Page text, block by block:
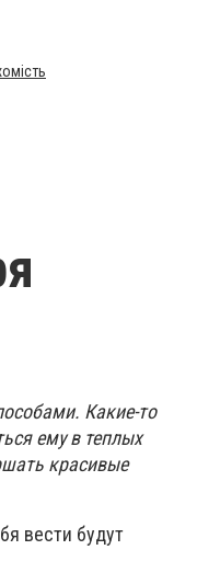
Какие-то
ему в теплых
красивые
вести будут